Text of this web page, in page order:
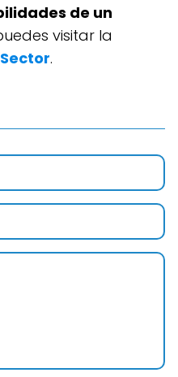
de un
visitar la
.